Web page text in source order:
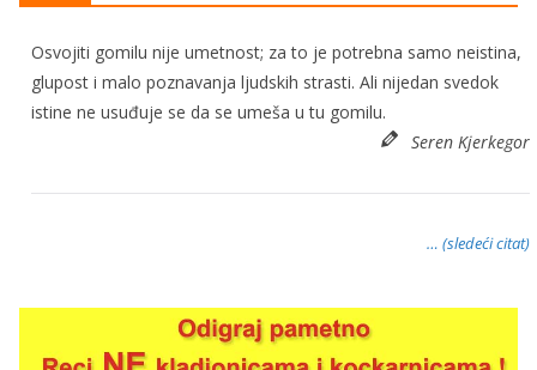
Osvojiti gomilu nije umetnost; za to je potrebna samo neistina,
glupost i malo poznavanja ljudskih strasti. Ali nijedan svedok
istine ne usuđuje se da se umeša u tu gomilu.
Seren Kjerkegor
… (sledeći citat)